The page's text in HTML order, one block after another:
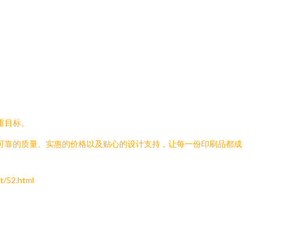
标。
的质量、实惠的价格以及贴心的设计支持，让每一份印刷品都成
52.html